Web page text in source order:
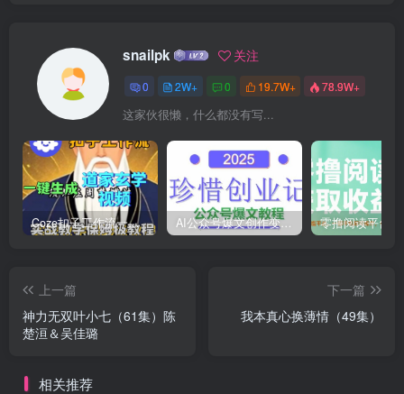
snailpk 关注
0 2W+ 0 19.7W+ 78.9W+
这家伙很懒，什么都没有写...
Coze扣子工作流一键生成道家玄学短视频，实战保姆级教程 AI公众号爆文创作变现，2025公众号爆文教程(包含指令)
上一篇
神力无双叶小七（61集）陈
楚洹＆吴佳璐
下一篇
我本真心换薄情（49集）
相关推荐